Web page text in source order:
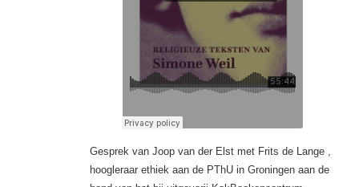
Gesprek van Joop van der Elst met Frits de Lange ,
hoogleraar ethiek aan de PThU in Groningen aan de